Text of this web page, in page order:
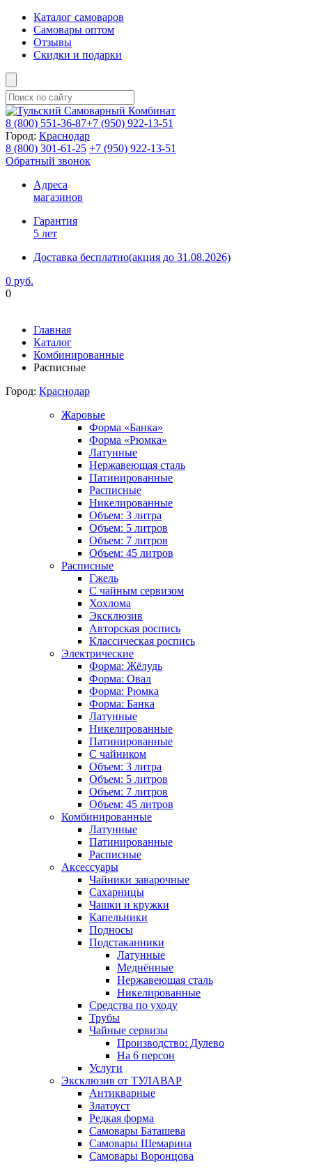
Каталог самоваров
Самовары оптом
Отзывы
Скидки и подарки
8 (800) 551-36-87+7 (950) 922-13-51
Город: Краснодар
8 (800) 301-61-25 +7 (950) 922-13-51
Обратный звонок
Адреса
магазинов
Гарантия
5 лет
Доставка бесплатно(акция до 31.08.2026)
0 руб.
0
Главная
Каталог
Комбинированные
Расписные
Город: Краснодар
Жаровые
Форма «Банка»
Форма «Рюмка»
Латунные
Нержавеющая сталь
Патинированные
Расписные
Никелированные
Объем: 3 литра
Объем: 5 литров
Объем: 7 литров
Объем: 45 литров
Расписные
Гжель
С чайным сервизом
Хохлома
Эксклюзив
Авторская роспись
Классическая роспись
Электрические
Форма: Жёлудь
Форма: Овал
Форма: Рюмка
Форма: Банка
Латунные
Никелированные
Патинированные
С чайником
Объем: 3 литра
Объем: 5 литров
Объем: 7 литров
Объем: 45 литров
Комбинированные
Латунные
Патинированные
Расписные
Аксессуары
Чайники заварочные
Сахарницы
Чашки и кружки
Капельники
Подносы
Подстаканники
Латунные
Меднённые
Нержавеющая сталь
Никелированные
Средства по уходу
Трубы
Чайные сервизы
Производство: Дулево
На 6 персон
Услуги
Эксклюзив от ТУЛАВАР
Антикварные
Златоуст
Редкая форма
Самовары Баташева
Самовары Шемарина
Самовары Воронцова